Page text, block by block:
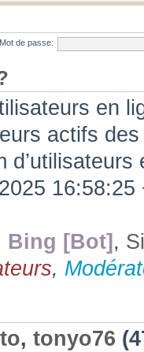
Mot de passe:
en
actifs
Bing [Bot] ,
,
, tonyo76